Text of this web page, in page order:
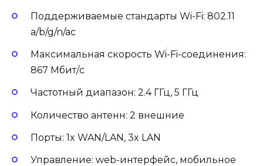
Поддерживаемые стандарты Wi-Fi: 802.11
a/b/g/n/ac
Максимальная скорость Wi-Fi-соединения:
867 Мбит/с
Частотный диапазон: 2.4 ГГц, 5 ГГц
Количество антенн: 2 внешние
Порты: 1x WAN/LAN, 3x LAN
Управление: web-интерфейс, мобильное